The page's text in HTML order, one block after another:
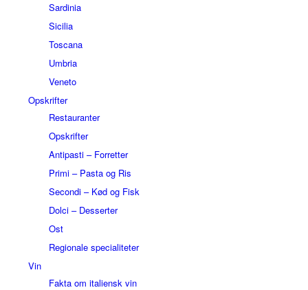
Sardinia
Sicilia
Toscana
Umbria
Veneto
Opskrifter
Restauranter
Opskrifter
Antipasti – Forretter
Primi – Pasta og Ris
Secondi – Kød og Fisk
Dolci – Desserter
Ost
Regionale specialiteter
Vin
Fakta om italiensk vin